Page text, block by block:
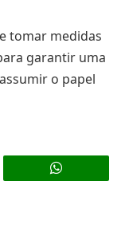
tomar medidas
garantir uma
o papel